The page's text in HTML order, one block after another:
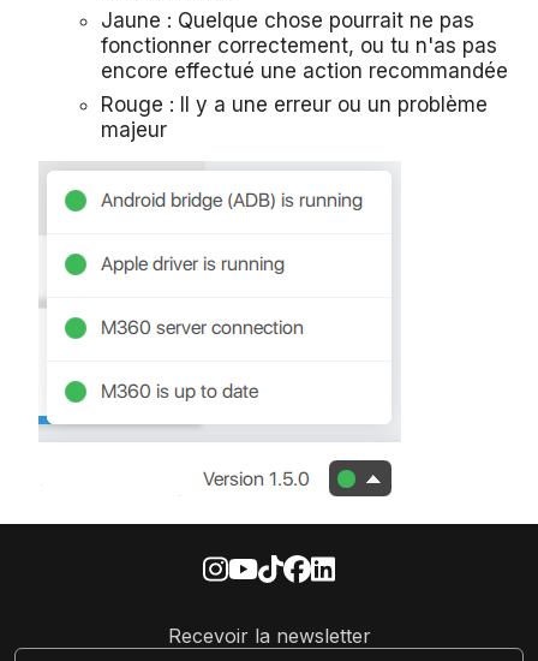
Jaune : Quelque chose pourrait ne pas
fonctionner correctement, ou tu n'as pas
encore effectué une action recommandée
Rouge : Il y a une erreur ou un problème
majeur
Recevoir la newsletter